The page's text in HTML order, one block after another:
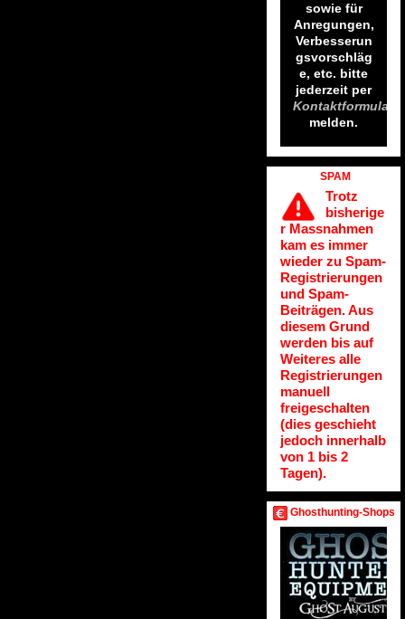
sowie für
Anregungen,
Verbesserun
gsvorschläg
e, etc. bitte
jederzeit per
Kontaktformular
melden.
SPAM
Trotz
bisherige
r Massnahmen
kam es immer
wieder zu Spam-
Registrierungen
und Spam-
Beiträgen. Aus
diesem Grund
werden bis auf
Weiteres alle
Registrierungen
manuell
freigeschalten
(dies geschieht
jedoch innerhalb
von 1 bis 2
Tagen).
Ghosthunting-Shops